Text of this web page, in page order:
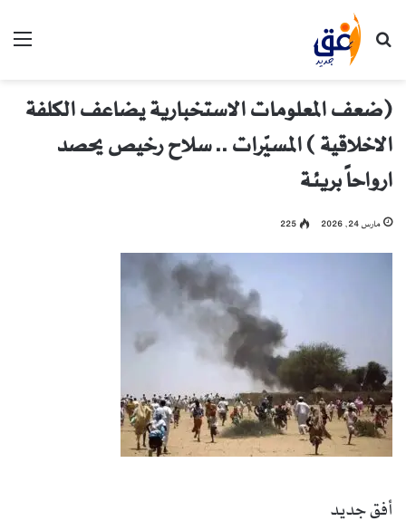
بحث عن
(ضعف المعلومات الاستخبارية يضاعف الكلفة
الاخلاقية ) المسيّرات .. سلاح رخيص يحصد
ارواحاً بريئة
مارس 24, 2026 225
أفق جديد